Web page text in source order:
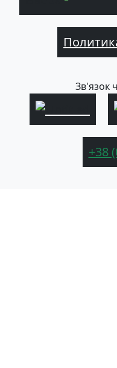
Зв'язок
+38